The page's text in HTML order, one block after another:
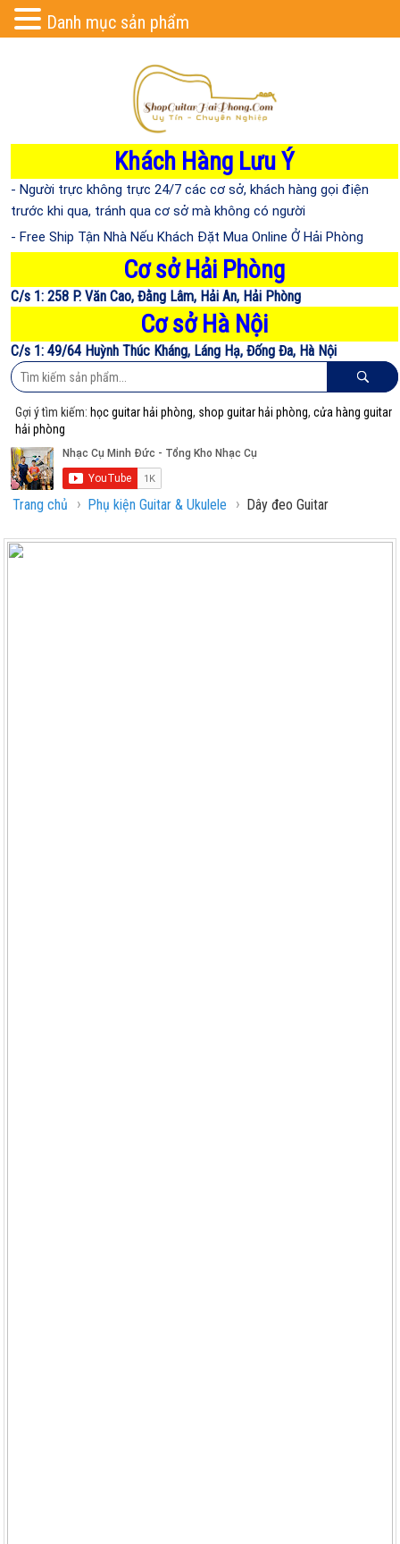
Khách Hàng Lưu Ý
- Người trực không trực 24/7 các cơ sở, khách hàng gọi điện
trước khi qua, tránh qua cơ sở mà không có người
- Free Ship Tận Nhà Nếu Khách Đặt Mua Online Ở Hải Phòng
Cơ sở Hải Phòng
C/s 1: 258 P. Văn Cao, Đằng Lâm, Hải An, Hải Phòng
Cơ sở Hà Nội
C/s 1: 49/64 Huỳnh Thúc Kháng, Láng Hạ, Đống Đa, Hà Nội
Gợi ý tìm kiếm: học guitar hải phòng, shop guitar hải phòng,cửa hàng guitar
hải phòng
Trang chủ › Phụ kiện Guitar & Ukulele › Dây đeo Guitar
Danh mục sản phẩm